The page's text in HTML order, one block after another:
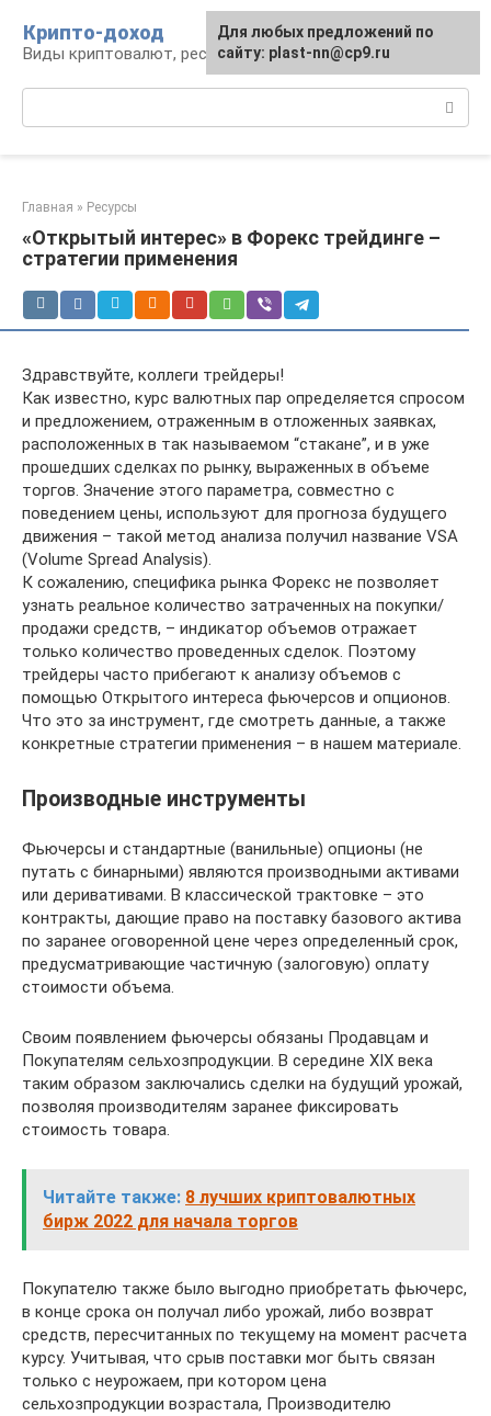
контенту
Крипто-доход
Виды криптовалют, ресурсы и сервисы
Главная » Ресурсы
«Открытый интерес» в Форекс трейдинге –
стратегии применения
Здравствуйте, коллеги трейдеры!
Как известно, курс валютных пар определяется спросом
и предложением, отраженным в отложенных заявках,
расположенных в так называемом “стакане”, и в уже
прошедших сделках по рынку, выраженных в объеме
торгов. Значение этого параметра, совместно с
поведением цены, используют для прогноза будущего
движения – такой метод анализа получил название VSA
(Volume Spread Analysis).
К сожалению, специфика рынка Форекс не позволяет
узнать реальное количество затраченных на покупки/
продажи средств, – индикатор объемов отражает
только количество проведенных сделок. Поэтому
трейдеры часто прибегают к анализу объемов с
помощью Открытого интереса фьючерсов и опционов.
Что это за инструмент, где смотреть данные, а также
конкретные стратегии применения – в нашем материале.
Производные инструменты
Фьючерсы и стандартные (ванильные) опционы (не
путать с бинарными) являются производными активами
или деривативами. В классической трактовке – это
контракты, дающие право на поставку базового актива
по заранее оговоренной цене через определенный срок,
предусматривающие частичную (залоговую) оплату
стоимости объема.
Своим появлением фьючерсы обязаны Продавцам и
Покупателям сельхозпродукции. В середине XIX века
таким образом заключались сделки на будущий урожай,
позволяя производителям заранее фиксировать
стоимость товара.
Читайте также: 8 лучших криптовалютных
бирж 2022 для начала торгов
Покупателю также было выгодно приобретать фьючерс,
в конце срока он получал либо урожай, либо возврат
средств, пересчитанных по текущему на момент расчета
курсу. Учитывая, что срыв поставки мог быть связан
только с неурожаем, при котором цена
сельхозпродукции возрастала, Производителю
Для любых предложений по
сайту: plast-nn@cp9.ru